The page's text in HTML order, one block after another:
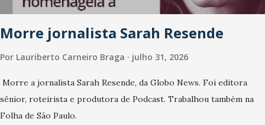
Morre jornalista Sarah Resende
Por Lauriberto Carneiro Braga julho 31, 2026
Morre a jornalista Sarah Resende, da Globo News. Foi editora
sênior, roteirista e produtora de Podcast. Trabalhou também na
Folha de São Paulo.